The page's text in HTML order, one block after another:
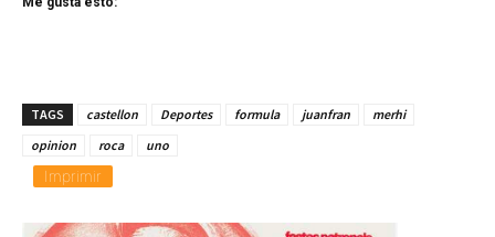
TAGS castellon Deportes formula juanfran
merhi
opinion
roca uno
Imprimir